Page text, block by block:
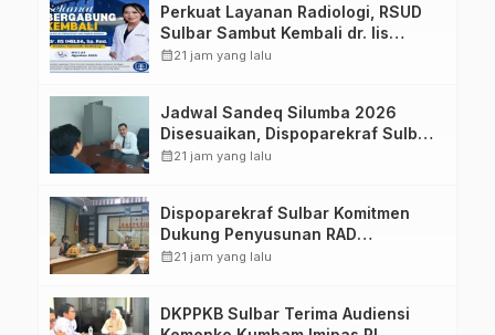
Perkuat Layanan Radiologi, RSUD
Sulbar Sambut Kembali dr. Iis
Imelda, Sp.Rad
calendar_month21 jam yang lalu
Jadwal Sandeq Silumba 2026
Disesuaikan, Dispoparekraf Sulbar
Pastikan Persiapan Tetap
calendar_month21 jam yang lalu
Dispoparekraf Sulbar Komitmen
Dukung Penyusunan RAD
TPB/SDGs Sulawesi Barat
calendar_month21 jam yang lalu
DKPPKB Sulbar Terima Audiensi